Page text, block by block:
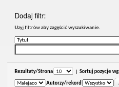
Dodaj filtr:
Uzyj filtrów aby zagęścić wyszukiwanie.
Rezultaty/Strona Sortuj pozycje wg
Autorzy/rekord